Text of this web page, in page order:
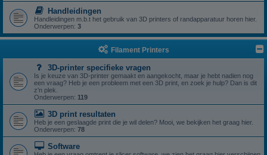
Handleidingen
Handleidingen m.b.t het gebruik van 3D printers of randapparatuur horen hier.
Onderwerpen: 3
Filament Printers
3D-printer specifieke vragen
Is je keuze van 3D-printer gemaakt en aangekocht, maar je hebt nadien nog
een vraag? Heb je een probleem met een 3D print, en zoek je hulp? Dan is dit
z'n plek.
Onderwerpen: 119
3D print resultaten
Heb je een geslaagde print die je wil delen? Mooi, we bekijken het graag hier.
Onderwerpen: 78
Software